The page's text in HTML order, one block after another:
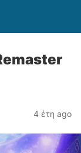
4 έτη ago